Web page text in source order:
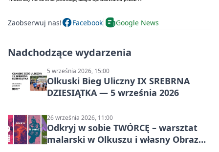
Zaobserwuj nas! Facebook Google News
Nadchodzące wydarzenia
5 września 2026, 15:00
Olkuski Bieg Uliczny IX SREBRNA
DZIESIĄTKA — 5 września 2026
26 września 2026, 11:00
Odkryj w sobie TWÓRCĘ – warsztat
malarski w Olkuszu i własny Obraz